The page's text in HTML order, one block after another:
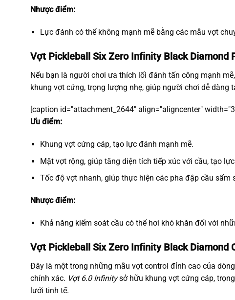
Nhược điểm:
Lực đánh có thể không mạnh mẽ bằng các mẫu vợt
Vợt Pickleball Six Zero Infinity Black Diamond
Nếu bạn là người chơi ưa thích lối đánh tấn công mạnh
khung vợt cứng, trọng lượng nhẹ, giúp người chơi dễ dàng
[caption id="attachment_2644" align="aligncenter"
Ưu điểm:
Khung vợt cứng cáp, tạo lực đánh mạnh mẽ.
Mặt vợt rộng, giúp tăng diện tích tiếp xúc với cầu, tạo
Tốc độ vợt nhanh, giúp thực hiện các pha đập cầu sấm
Nhược điểm:
Khả năng kiểm soát cầu có thể hơi khó khăn đối với
Vợt Pickleball Six Zero Infinity Black Diamond
Đây là một trong những mẫu vợt control đỉnh cao của dòng
chính xác. Vợt 6.0 Infinitysở hữu khung vợt cứng cáp,
lưới tinh tế.